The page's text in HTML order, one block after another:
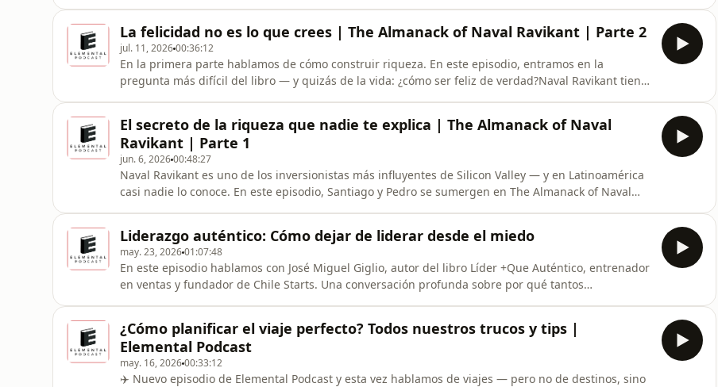
original en un
La felicidad no es lo que crees | The Almanack of Naval Ravikant | Parte 2
jul. 11, 202600:36:12
En la primera parte hablamos de cómo construir riqueza. En este episodio, entramos en la
pregunta más difícil del libro — y quizás de la vida: ¿cómo ser feliz de verdad?Naval Ravikant tiene
página|: http://www.elementalpodcast.cl/
El secreto de la riqueza que nadie te explica | The Almanack of Naval
Ravikant | Parte 1
jun. 6, 202600:48:27
Naval Ravikant es uno de los inversionistas más influyentes de Silicon Valley — y en Latinoamérica
casi nadie lo conoce. En este episodio, Santiago y Pedro se sumergen en The Almanack of Naval
https://www.patreon.com/elementalpo
Liderazgo auténtico: Cómo dejar de liderar desde el miedo
may. 23, 202601:07:48
En este episodio hablamos con José Miguel Giglio, autor del libro Líder +Que Auténtico, entrenador
en ventas y fundador de Chile Starts. Una conversación profunda sobre por qué tantos
a https://www.patreon.
¿Cómo planificar el viaje perfecto? Todos nuestros trucos y tips |
Elemental Podcast
may. 16, 202600:33:12
✈️ Nuevo episodio de Elemental Podcast y esta vez hablamos de viajes — pero no de destinos, sino